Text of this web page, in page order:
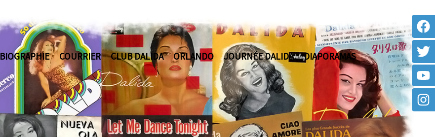
BIOGRAPHIE COURRIER CLUB DALIDA ORLANDO JOURNÉE DALIDA DIAPORAMAS